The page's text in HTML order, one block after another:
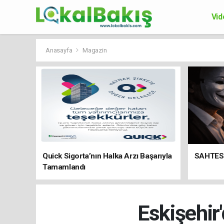
Anasayfa Magazin
Quick Sigorta’nın Halka Arzı Başarıyla
Tamamlandı